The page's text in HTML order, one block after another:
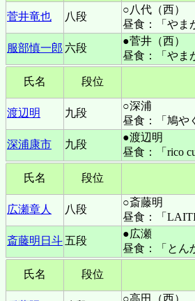
菅井竜也
八段
○八代（西）
昼食：「やま
服部慎一郎 六段
●菅井（西）
昼食：「やま
氏名 段位
渡辺明
九段
○深浦
昼食：「鳩や
深浦康市 九段
●渡辺明
昼食：「rico
氏名 段位
広瀬章人
八段
○斎藤明
昼食：「
斎藤明日斗 五段
●広瀬
昼食：「とん
氏名 段位